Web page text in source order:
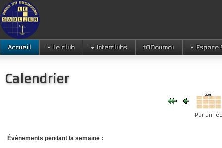
Accueil Le club Interclubs tOOournoi Espace
Calendrier
Par année
Événements pendant la semaine :